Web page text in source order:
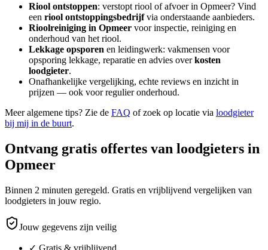
Riool ontstoppen: verstopt riool of afvoer in Opmeer? Vind
een riool ontstoppingsbedrijfvia onderstaande aanbieders.
Rioolreiniging in Opmeer voor inspectie, reiniging en
onderhoud van het riool.
Lekkage opsporen en leidingwerk: vakmensen voor
opsporing lekkage, reparatie en advies overkosten
loodgieter.
Onafhankelijke vergelijking, echte reviews en inzicht in
prijzen — ook voor regulier onderhoud.
Meer algemene tips? Zie de FAQ of zoek op locatie via loodgieter
bij mij in de buurt.
Ontvang gratis offertes van loodgieters in
Opmeer
Binnen 2 minuten geregeld. Gratis en vrijblijvend vergelijken van
loodgieters in jouw regio.
Jouw gegevens zijn veilig
✓ Gratis & vrijblijvend